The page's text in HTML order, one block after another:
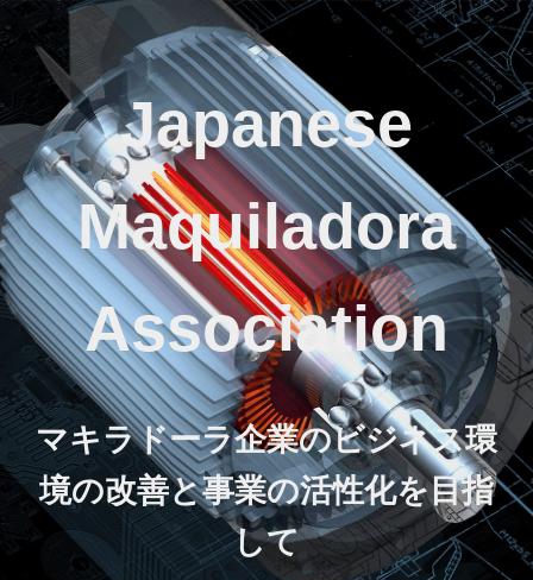
Japanese
Maquiladora
Association
マキラドーラ企業のビジネス環
境の改善と事業の活性化を目指
して